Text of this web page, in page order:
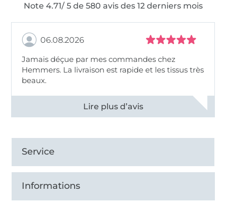
Note 4.71/ 5 de 580 avis des 12 derniers mois
06.08.2026
Jamais déçue par mes commandes chez
Hemmers. La livraison est rapide et les tissus très
beaux.
Voir tous les 11495 commentaires
Service
Informations